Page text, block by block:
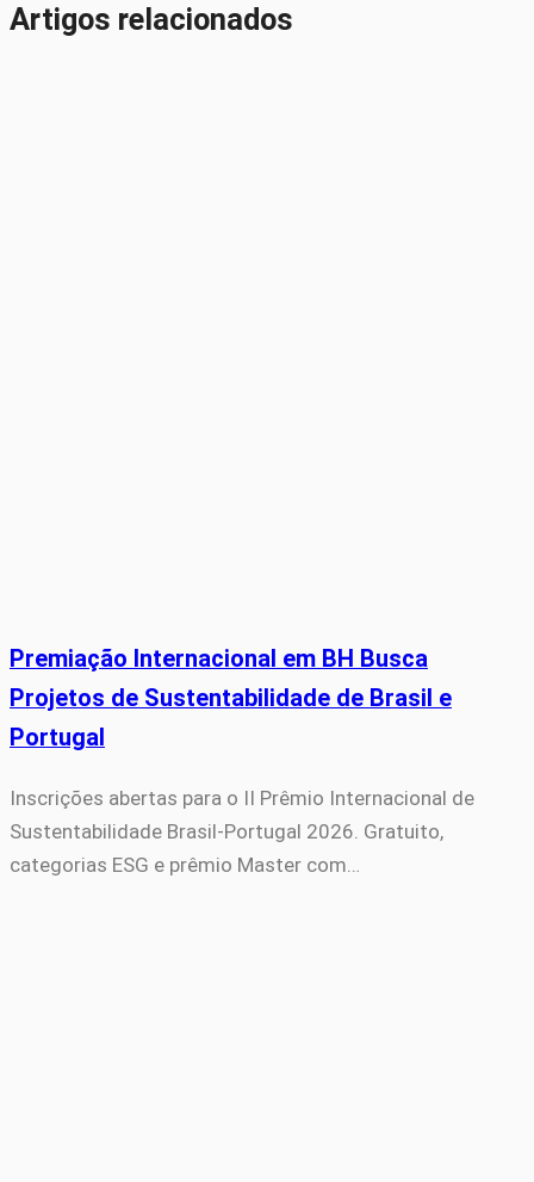
Artigos relacionados
Premiação Internacional em BH Busca
Projetos de Sustentabilidade de Brasil e
Portugal
Inscrições abertas para o II Prêmio Internacional de
Sustentabilidade Brasil-Portugal 2026. Gratuito,
categorias ESG e prêmio Master com…